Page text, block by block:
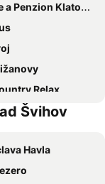
Klatovský Dvůr
Relax
U HRACHŮ,s.r.o.
Dvur
Švihov
Havla